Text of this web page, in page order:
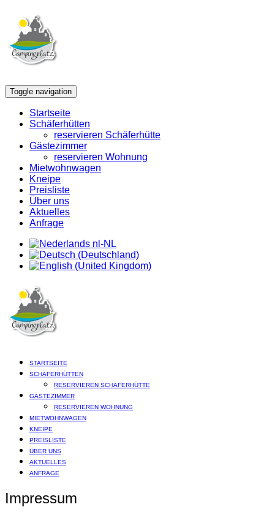
Toggle navigation
Startseite
Schäferhütten
reservieren Schäferhütte
Gästezimmer
reservieren Wohnung
Mietwohnwagen
Kneipe
Preisliste
Über uns
Aktuelles
Anfrage
STARTSEITE
SCHÄFERHÜTTEN
RESERVIEREN SCHÄFERHÜTTE
GÄSTEZIMMER
RESERVIEREN WOHNUNG
MIETWOHNWAGEN
KNEIPE
PREISLISTE
ÜBER UNS
AKTUELLES
ANFRAGE
Impressum